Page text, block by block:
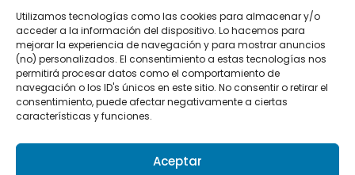
Utilizamos tecnologías como las cookies para almacenar y/o
acceder a la información del dispositivo. Lo hacemos para
mejorar la experiencia de navegación y para mostrar anuncios
(no) personalizados. El consentimiento a estas tecnologías nos
permitirá procesar datos como el comportamiento de
navegación o los ID's únicos en este sitio. No consentir o retirar el
consentimiento, puede afectar negativamente a ciertas
características y funciones.
Aceptar
+34 662 342 177
info@vkssport.com
SÍGUENOS
Política de privacidad